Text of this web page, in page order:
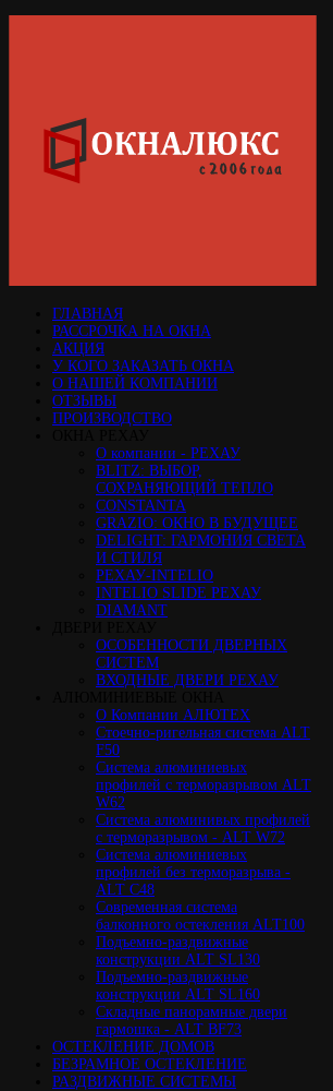
ГЛАВНАЯ
РАССРОЧКА НА ОКНА
АКЦИЯ
У КОГО ЗАКАЗАТЬ ОКНА
О НАШЕЙ КОМПАНИИ
ОТЗЫВЫ
ПРОИЗВОДСТВО
О компании - РЕХАУ
BLITZ: ВЫБОР,
СОХРАНЯЮЩИЙ ТЕПЛО
CONSTANTA
GRAZIO: ОКНО В БУДУЩЕЕ
DELIGHT: ГАРМОНИЯ СВЕТА
И СТИЛЯ
РЕХАУ-INTELIO
INTELIO SLIDE РЕХАУ
DIAMANT
ОСОБЕННОСТИ ДВЕРНЫХ
СИСТЕМ
ВХОДНЫЕ ДВЕРИ РЕХАУ
О Компании АЛЮТЕХ
Стоечно-ригельная система ALT
F50
Cистема алюминиевых
профилей с терморазрывом ALT
W62
Система алюминивых профилей
с терморазрывом - ALT W72
Cистема алюминиевых
профилей без терморазрыва -
ALT C48
Cовременная система
балконного остекления ALT100
Подъемно-раздвижные
конструкции ALT SL130
Подъемно-раздвижные
конструкции ALT SL160
Cкладные панорамные двери
гармошка - ALT BF73
ОСТЕКЛЕНИЕ ДОМОВ
БЕЗРАМНОЕ ОСТЕКЛЕНИЕ
РАЗДВИЖНЫЕ СИСТЕМЫ